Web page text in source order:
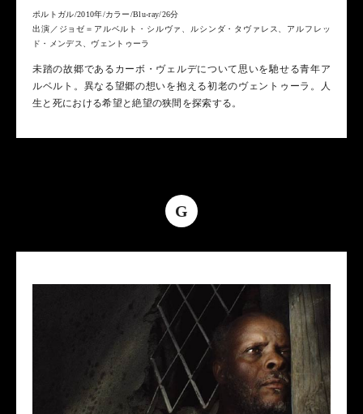
ポルトガル/2010年/カラー/Blu-ray/26分
出演／ジョゼ＝アルベルト・シルヴァ、ルシンダ・タヴァレス、アルフレッ
ド・メンデス、ヴェントゥーラ
未踏の故郷であるカーボ・ヴェルデについて思いを馳せる青年ア
ルベルト。異なる望郷の想いを抱える初老のヴェントゥーラ。人
生と死における希望と絶望の狭間を探索する。
G